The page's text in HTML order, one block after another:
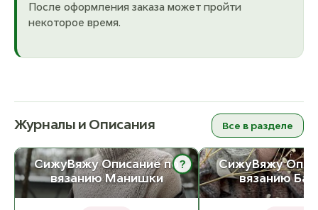
После оформления заказа может пройти
некоторое время.
Журналы и Описания Все в разделе
СижуВяжу Описание по
вязанию Манишки
?
СижуВяжу
вязанию